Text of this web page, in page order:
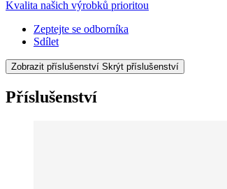
Kvalita našich výrobků prioritou
Zeptejte se odborníka
Sdílet
Zobrazit příslušenství Skrýt příslušenství
Příslušenství